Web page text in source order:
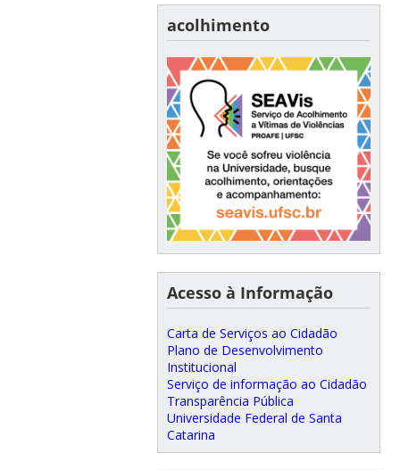
acolhimento
Acesso à Informação
Carta de Serviços ao Cidadão
Plano de Desenvolvimento
Institucional
Serviço de informação ao Cidadão
Transparência Pública
Universidade Federal de Santa
Catarina